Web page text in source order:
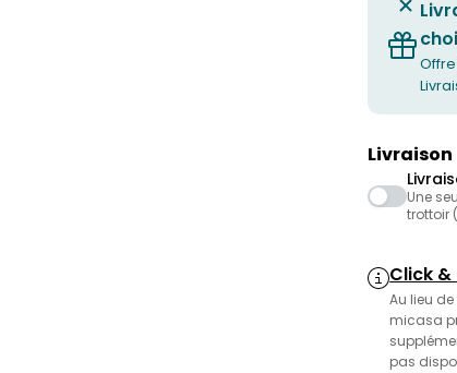
Livraison
Une
trottoir
Click
Au lieu
micasa
pas